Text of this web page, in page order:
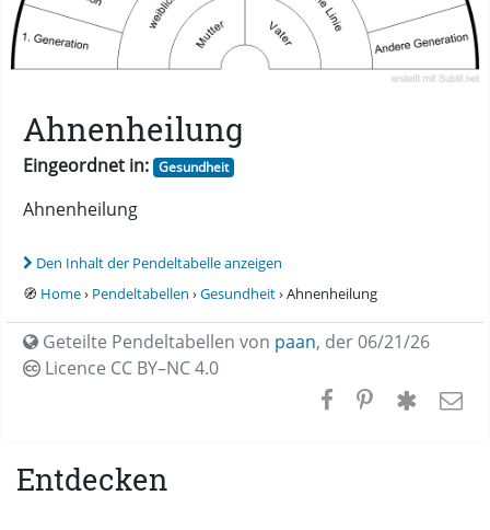
Ahnenheilung
Eingeordnet in: Gesundheit
Ahnenheilung
Den Inhalt der Pendeltabelle anzeigen
🧭 Home› Pendeltabellen ›Gesundheit› Ahnenheilung
Geteilte Pendeltabellen von paan, der 06/21/26
Licence CC BY–NC 4.0
Entdecken